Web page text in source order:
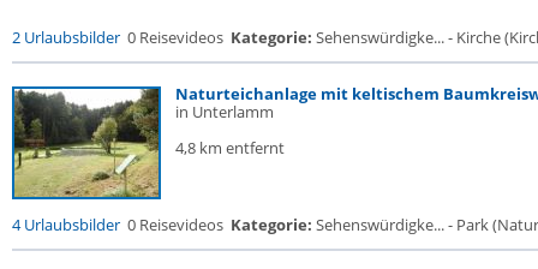
2 Urlaubsbilder 0 Reisevideos Kategorie: Sehenswürdigke... - Kirche
Naturteichanlage mit keltischem
in Unterlamm
4,8 km entfernt
4 Urlaubsbilder 0 Reisevideos Kategorie: Sehenswürdigke... - Park